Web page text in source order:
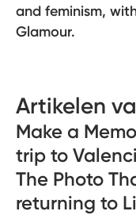
and feminism,
Glamour.
Artikelen
Make a
trip to
The Photo
returning to